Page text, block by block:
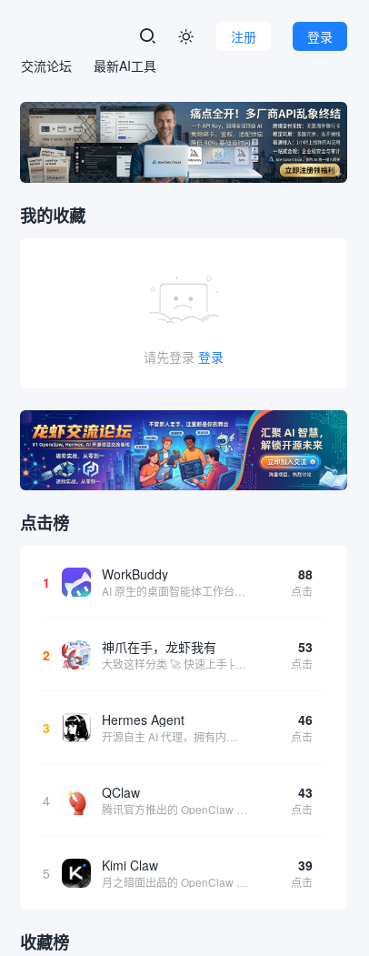
登录
注册

交流论坛 最新AI工具
我的收藏
请先登录 登录
点击榜
1 WorkBuddy 88
点击
2 神爪在手，龙虾我有 53
点击
3 Hermes Agent 46
点击
4 QClaw 43
点击
5 Kimi Claw 39
点击
收藏榜